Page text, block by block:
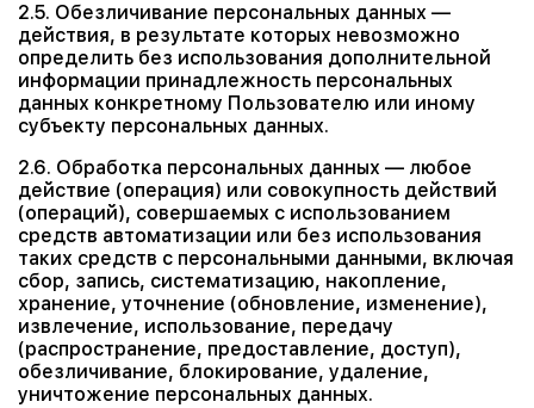
2.5. Обезличивание персональных данных —
действия, в результате которых невозможно
определить без использования дополнительной
информации принадлежность персональных
данных конкретному Пользователю или иному
субъекту персональных данных.
2.6. Обработка персональных данных — любое
действие (операция) или совокупность действий
(операций), совершаемых с использованием
средств автоматизации или без использования
таких средств с персональными данными, включая
сбор, запись, систематизацию, накопление,
хранение, уточнение (обновление, изменение),
извлечение, использование, передачу
(распространение, предоставление, доступ),
обезличивание, блокирование, удаление,
уничтожение персональных данных.